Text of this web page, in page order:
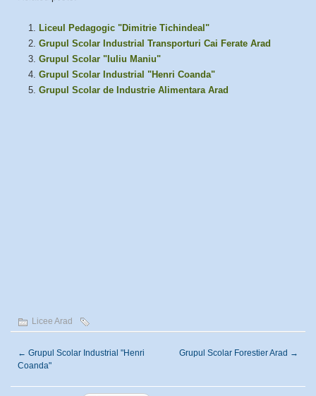
Liceul Pedagogic "Dimitrie Tichindeal"
Grupul Scolar Industrial Transporturi Cai Ferate Arad
Grupul Scolar "Iuliu Maniu"
Grupul Scolar Industrial "Henri Coanda"
Grupul Scolar de Industrie Alimentara Arad
Licee Arad
← Grupul Scolar Industrial "Henri
Coanda"
Grupul Scolar Forestier Arad →